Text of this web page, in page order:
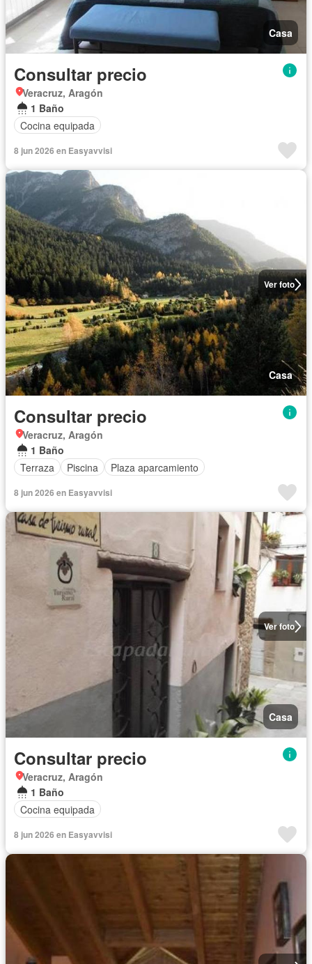
Casa
Consultar precio
Veracruz, Aragón
1 Baño
Cocina equipada
8 jun 2026 en Easyavvisi
Ver foto
Casa
Consultar precio
Veracruz, Aragón
1 Baño
Terraza
Piscina Plaza aparcamiento
8 jun 2026 en Easyavvisi
Ver foto
Casa
Consultar precio
Veracruz, Aragón
1 Baño
Cocina equipada
8 jun 2026 en Easyavvisi